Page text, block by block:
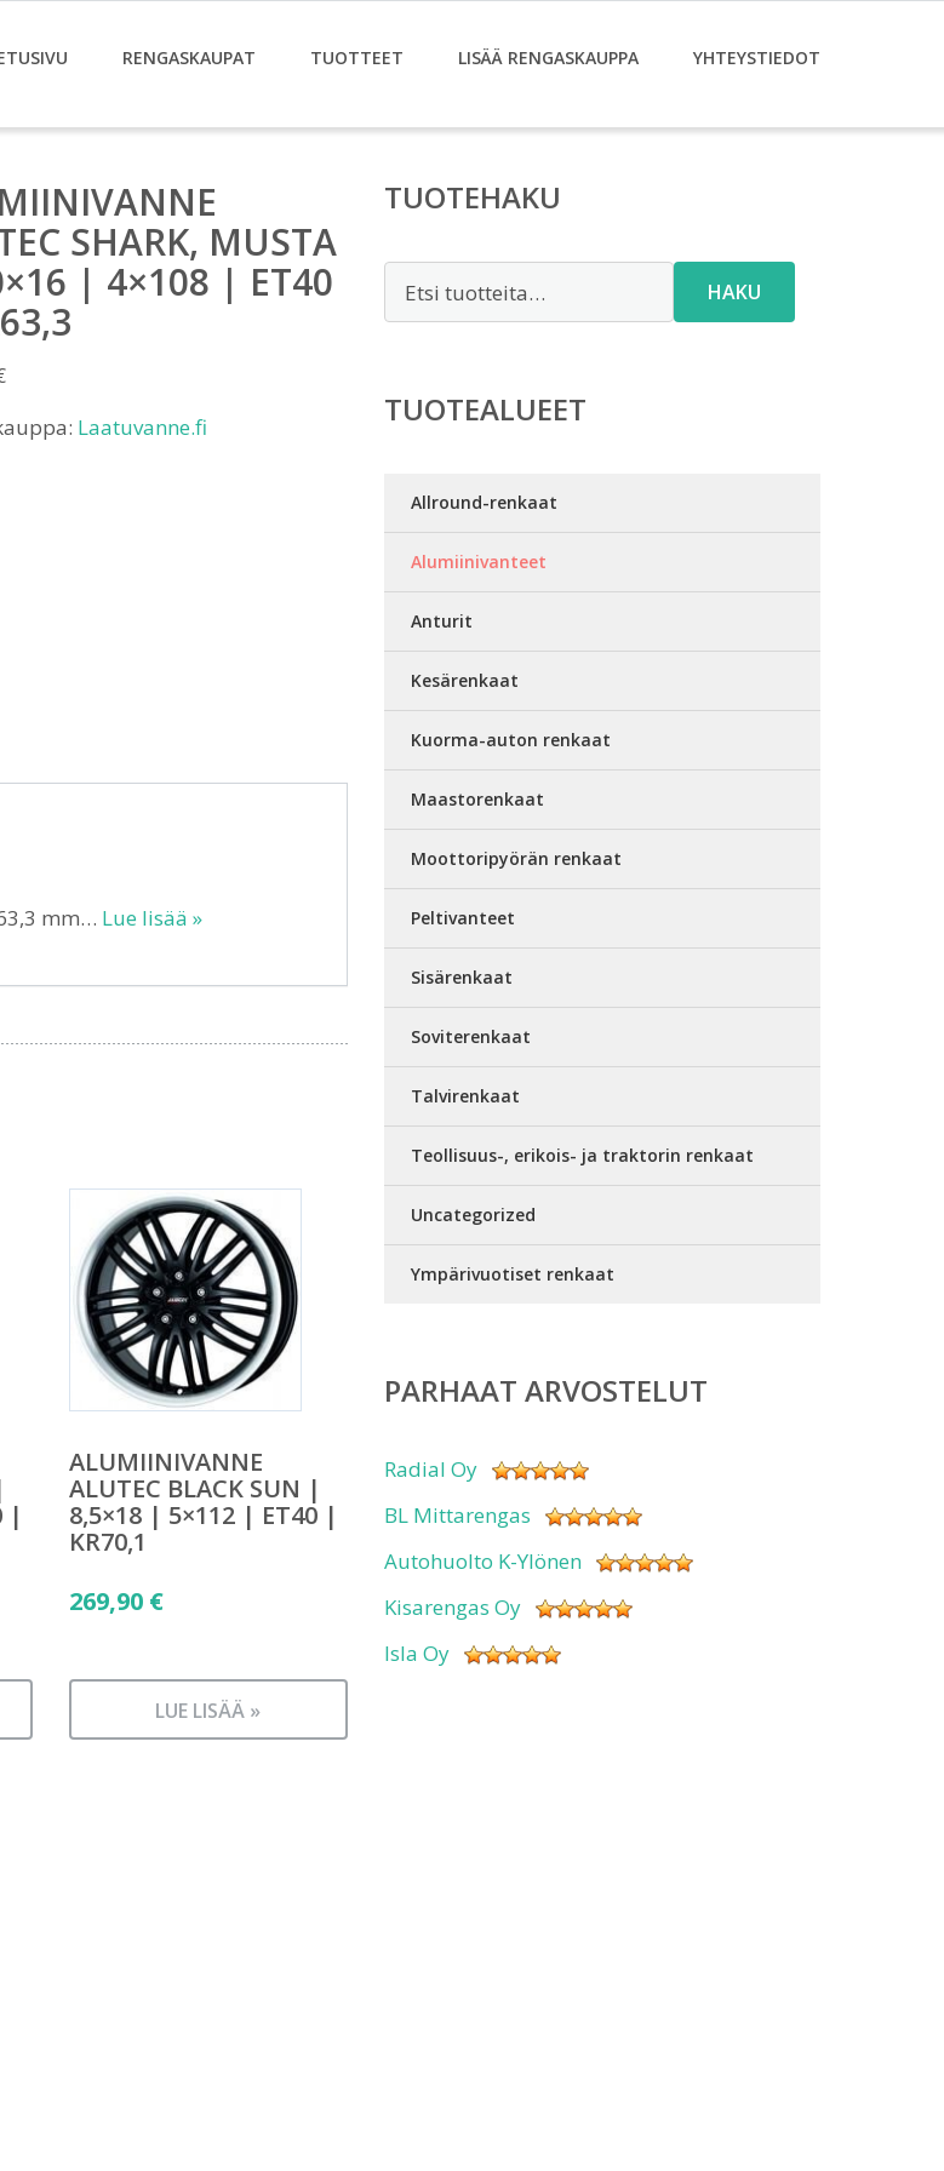
RENGASKAUPAT TUOTTEET LISÄÄ RENGASKAUPPA YHTEYSTIEDOT
SHARK, MUSTA
| 4×108 | ET40
Laatuvanne.fi
mm… Lue lisää »
|
ALUMIINIVANNE
ALUTEC BLACK SUN |
8,5×18 | 5×112 | ET40 |
KR70,1
269,90 €
LUE LISÄÄ »
TUOTEHAKU
HAKU
TUOTEALUEET
Allround-renkaat
Alumiinivanteet
Anturit
Kesärenkaat
Kuorma-auton renkaat
Maastorenkaat
Moottoripyörän renkaat
Peltivanteet
Sisärenkaat
Soviterenkaat
Talvirenkaat
Teollisuus-, erikois- ja traktorin renkaat
Uncategorized
Ympärivuotiset renkaat
PARHAAT ARVOSTELUT
Radial Oy
BL Mittarengas
Autohuolto K-Ylönen
Kisarengas Oy
Isla Oy